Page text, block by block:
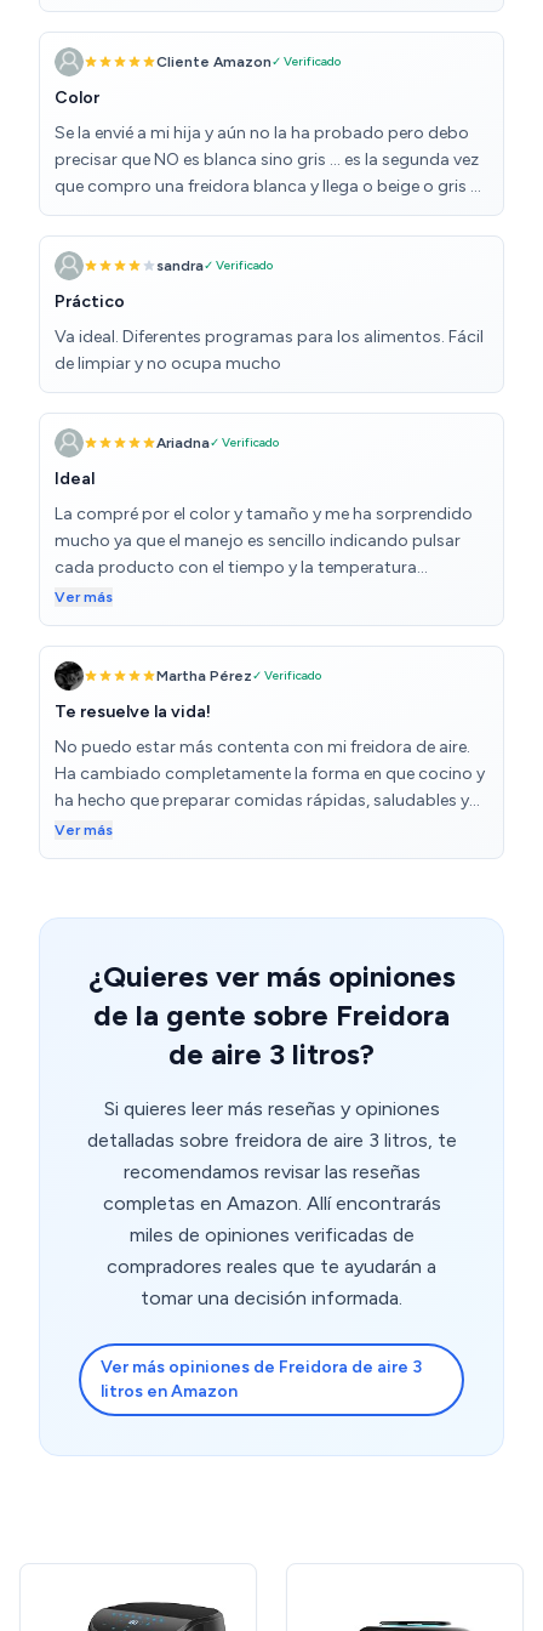
Cliente Amazon✓ Verificado
Color
Se la envié a mi hija y aún no la ha probado pero debo
precisar que NO es blanca sino gris … es la segunda vez
que compro una freidora blanca y llega o beige o gris …
sandra✓ Verificado
Práctico
Va ideal. Diferentes programas para los alimentos. Fácil
de limpiar y no ocupa mucho
Ariadna✓ Verificado
Ideal
La compré por el color y tamaño y me ha sorprendido
mucho ya que el manejo es sencillo indicando pulsar
cada producto con el tiempo y la temperatura
aconsejada, la cual, puedes modificar. Es práctica y
además el modelo es muy bonito.
Ver más
Martha Pérez✓ Verificado
Te resuelve la vida!
No puedo estar más contenta con mi freidora de aire.
Ha cambiado completamente la forma en que cocino y
ha hecho que preparar comidas rápidas, saludables y
deliciosas sea mucho más fácil. Lo mejor de todo es
que puedo disfrutar de platos crujientes, como papas
Ver más
¿Quieres ver más opiniones
de la gente sobre Freidora
de aire 3 litros?
Si quieres leer más reseñas y opiniones
detalladas sobre freidora de aire 3 litros, te
recomendamos revisar las reseñas
completas en Amazon. Allí encontrarás
miles de opiniones verificadas de
compradores reales que te ayudarán a
tomar una decisión informada.
Ver más opiniones de Freidora de aire 3
litros en Amazon